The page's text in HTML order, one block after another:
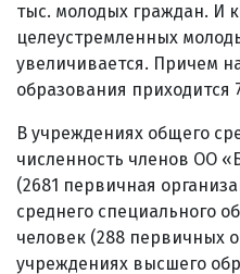
тыс. молодых граждан. И
целеустремленных
увеличивается. Причем
образования
В учреждениях общего
численность членов ОО
(2681 первичная
среднего специального
человек (288 первичных
учреждениях высшего